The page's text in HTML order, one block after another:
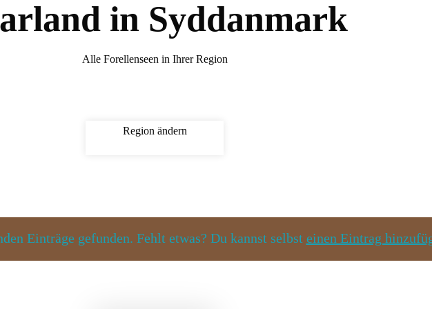
in Syddanmark
Alle Forellenseen in Ihrer Region
Region ändern
Einträge gefunden. Fehlt etwas? Du kannst selbst einen Eintrag